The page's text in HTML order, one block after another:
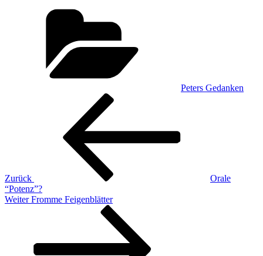
Peters Gedanken
Beitragsnavigation
Zurück
Orale
“Potenz”?
Nächster
Weiter Fromme Feigenblätter